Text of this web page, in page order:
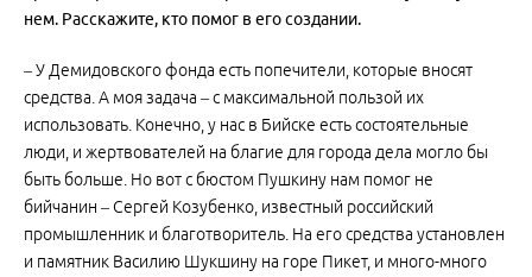
нем. Расскажите, кто помог в его создании.
– У Демидовского фонда есть попечители, которые вносят
средства. А моя задача – с максимальной пользой их
использовать. Конечно, у нас в Бийске есть состоятельные
люди, и жертвователей на благие для города дела могло бы
быть больше. Но вот с бюстом Пушкину нам помог не
бийчанин – Сергей Козубенко, известный российский
промышленник и благотворитель. На его средства установлен
и памятник Василию Шукшину на горе Пикет, и много-много